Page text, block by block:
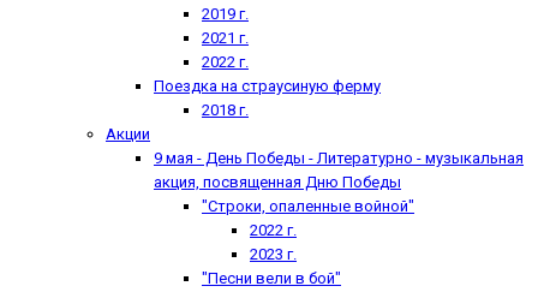
2019 г.
2021 г.
2022 г.
Поездка на страусиную ферму
2018 г.
Акции
9 мая - День Победы - Литературно - музыкальная
акция, посвященная Дню Победы
"Строки, опаленные войной"
2022 г.
2023 г.
"Песни вели в бой"